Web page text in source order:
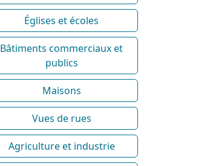
Églises et écoles
Bâtiments commerciaux et
publics
Maisons
Vues de rues
Agriculture et industrie